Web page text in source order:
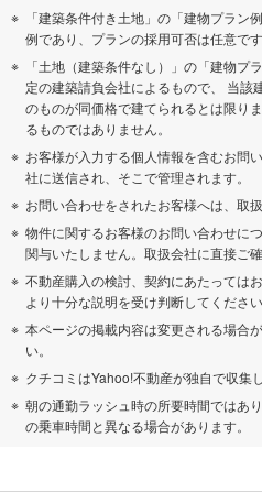
「建築条件付き土地」の「建物プラン
例であり、プランの採用可否は任意です
「土地（建築条件なし）」の「建物プ
定の建築請負会社によるもので、 当該
のものが同価格で建てられるとは限り
るものではありません。
お客様が入力する個人情報を含むお問
社に送信され、そこで管理されます。
お問い合わせをされたお客様へは、取
物件に関するお客様のお問い合わせに
関与いたしません。取扱会社に直接ご確
不動産購入の検討、契約にあたっては
より十分な説明を受け判断してください
本ページの掲載内容は変更される場合
い。
クチコミはYahoo!不動産が独自で収集
朝の通勤ラッシュ時の所要時間ではあ
の乗車時間と異なる場合があります。